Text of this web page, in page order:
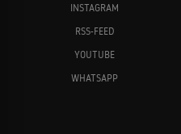
INSTAGRAM
RSS-FEED
YOUTUBE
WHATSAPP